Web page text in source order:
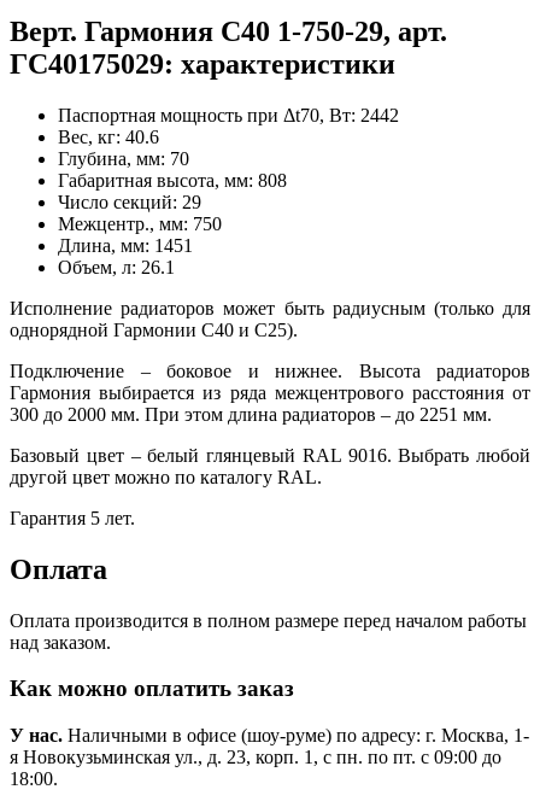
Верт. Гармония С40 1-750-29, арт.
ГС40175029: характеристики
Паспортная мощность при Δt70, Вт: 2442
Вес, кг: 40.6
Глубина, мм: 70
Габаритная высота, мм: 808
Число секций: 29
Межцентр., мм: 750
Длина, мм: 1451
Объем, л: 26.1
Исполнение радиаторов может быть радиусным (только для
однорядной Гармонии С40 и С25).
Подключение – боковое и нижнее. Высота радиаторов
Гармония выбирается из ряда межцентрового расстояния от
300 до 2000 мм. При этом длина радиаторов – до 2251 мм.
Базовый цвет – белый глянцевый RAL 9016. Выбрать любой
другой цвет можно по каталогу RAL.
Гарантия 5 лет.
Оплата
Оплата производится в полном размере перед началом работы
над заказом.
Как можно оплатить заказ
У нас. Наличными в офисе (шоу-руме) по адресу: г. Москва, 1-
я Новокузьминская ул., д. 23, корп. 1, с пн. по пт. с 09:00 до
18:00.